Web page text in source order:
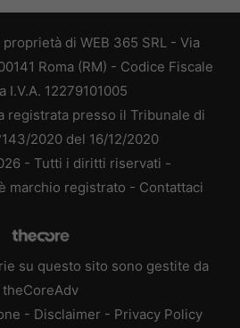
di WEB 365 SRL - Via
Roma (RM) - Codice Fiscale
I.V.A. 12279101005
registrata presso il Tribunale di
2020 del 16/12/2020
- Tutti i diritti riservati -
marchio registrato - Contattaci
su questo sito sono gestite da
theCoreAdv
- Disclaimer - Privacy Policy